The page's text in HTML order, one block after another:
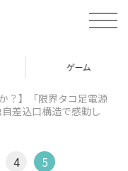
t
o
v
ゲーム
か？】「限界タコ足電源
差込口構造で感動し
4 5